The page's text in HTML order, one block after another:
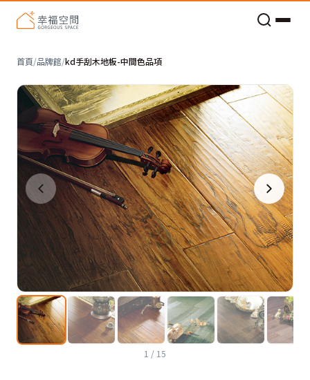
首頁/品牌館/kd手刮木地板-中間色品項
1 / 15